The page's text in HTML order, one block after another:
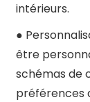
intérieurs.
●
être
schémas de
préférences